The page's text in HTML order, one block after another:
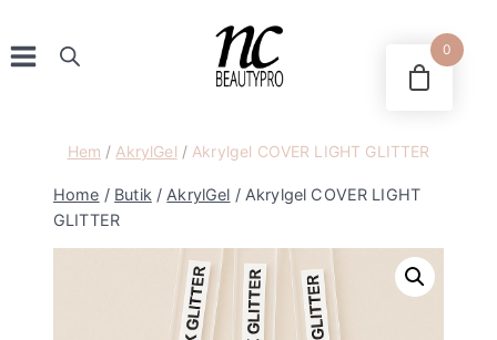
to
content
Hem / AkrylGel / Akrylgel COVER LIGHT GLITTER
Home / Butik / AkrylGel / Akrylgel COVER LIGHT
GLITTER
0